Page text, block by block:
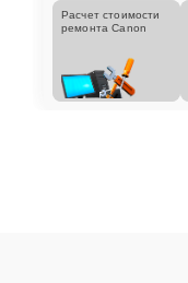
Расчет стоимости
ремонта Canon